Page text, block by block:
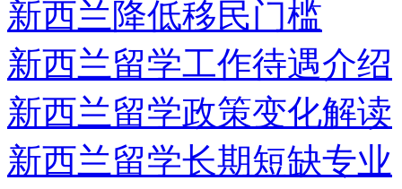
新西兰降低移民门槛
新西兰留学工作待遇介绍
新西兰留学政策变化解读
新西兰留学长期短缺专业